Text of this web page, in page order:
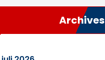
Archives